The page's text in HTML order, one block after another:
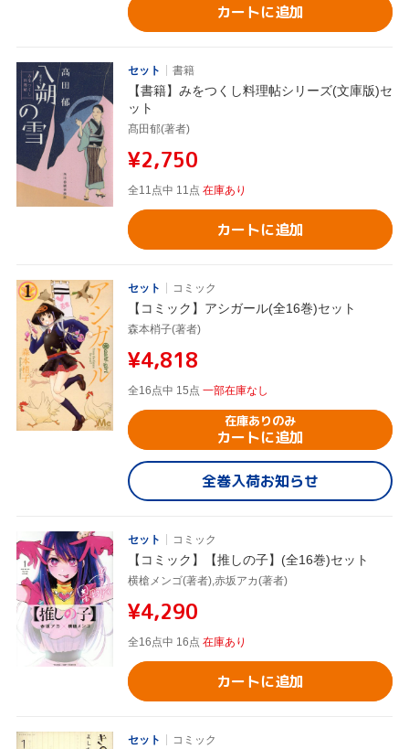
カートに追加
セット 書籍
【書籍】みをつくし料理帖シリーズ(文庫版)セ
ット
髙田郁(著者)
¥2,750
全11点中 11点 在庫あり
カートに追加
セット コミック
【コミック】アシガール(全16巻)セット
森本梢子(著者)
¥4,818
全16点中 15点 一部在庫なし
在庫ありのみ
カートに追加
全巻入荷お知らせ
セット コミック
【コミック】【推しの子】(全16巻)セット
横槍メンゴ(著者),赤坂アカ(著者)
¥4,290
全16点中 16点 在庫あり
カートに追加
セット コミック